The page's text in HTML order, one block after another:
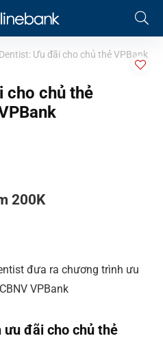
Ưu đãi cho chủ thẻ VPBank
cho chủ thẻ
200K
đưa ra chương trình ưu
VPBank
ưu đãi cho chủ thẻ